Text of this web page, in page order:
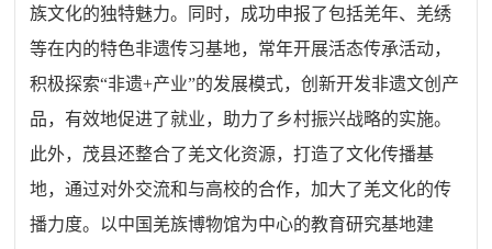
族文化的独特魅力。同时，成功申报了包括羌年、羌绣
等在内的特色非遗传习基地，常年开展活态传承活动，
积极探索“非遗+产业”的发展模式，创新开发非遗文创产
品，有效地促进了就业，助力了乡村振兴战略的实施。
此外，茂县还整合了羌文化资源，打造了文化传播基
地，通过对外交流和与高校的合作，加大了羌文化的传
播力度。以中国羌族博物馆为中心的教育研究基地建